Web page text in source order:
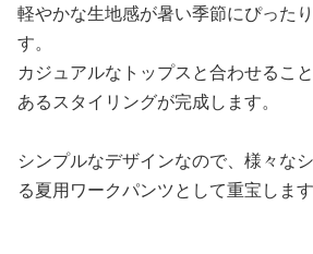
軽やかな生地感が暑い季節にぴった
す。
カジュアルなトップスと合わせるこ
あるスタイリングが完成します。
シンプルなデザインなので、様々な
る夏用ワークパンツとして重宝します